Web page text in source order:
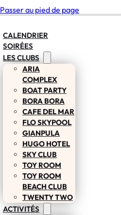
Passer au pied de page
CALENDRIER
SOIRÉES
LES CLUBS
ARIA
COMPLEX
BOAT PARTY
BORA BORA
CAFE DEL MAR
FLO SKYPOOL
GIANPULA
HUGO HOTEL
SKY CLUB
TOY ROOM
TOY ROOM
BEACH CLUB
TWENTY TWO
ACTIVITÉS